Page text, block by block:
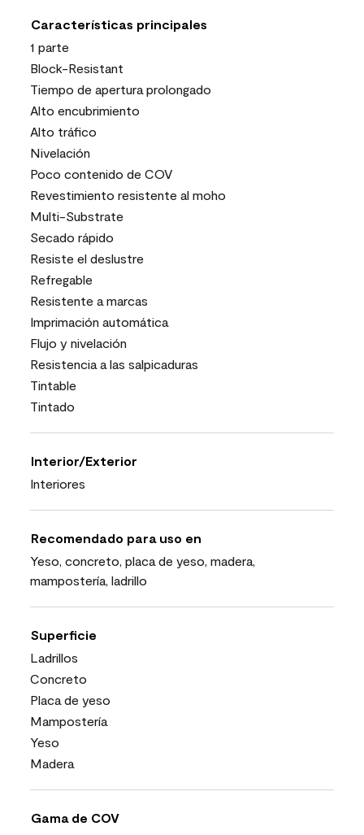
Características principales
1 parte
Block-Resistant
Tiempo de apertura prolongado
Alto encubrimiento
Alto tráfico
Nivelación
Poco contenido de COV
Revestimiento resistente al moho
Multi-Substrate
Secado rápido
Resiste el deslustre
Refregable
Resistente a marcas
Imprimación automática
Flujo y nivelación
Resistencia a las salpicaduras
Tintable
Tintado
Interior/Exterior
Interiores
Recomendado para uso en
Yeso, concreto, placa de yeso, madera,
mampostería, ladrillo
Superficie
Ladrillos
Concreto
Placa de yeso
Mampostería
Yeso
Madera
Gama de COV